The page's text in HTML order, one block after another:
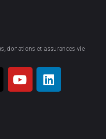
donations et assurances-vie